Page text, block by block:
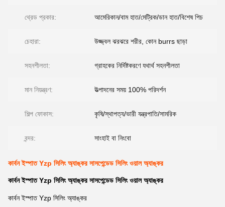
থ্রেড প্রকার: আমেরিকান/বাম হাত/মেট্রিক/ডান হাত/বিশেষ পিচ
চেহারা: উজ্জ্বল ঝরঝরে শরীর, কোন burrs ছাড়া
সহনশীলতা: গ্রাহকের নির্দিষ্টকরণে যথার্থ সহনশীলতা
মান নিয়ন্ত্রণ: উত্পাদনের সময় 100% পরিদর্শন
শিল্প ফোকাস: কৃষি/স্থাপত্য/ভারী যন্ত্রপাতি/সামরিক
বন্দর: সাংহাই বা নিংবো
কার্বন ইস্পাত Yzp সিলিং অ্যাঙ্কর সাসপেন্ডেড সিলিং ওয়াল অ্যাঙ্কর
কার্বন ইস্পাত Yzp সিলিং অ্যাঙ্কর সাসপেন্ডেড সিলিং ওয়াল অ্যাঙ্কর
কার্বন ইস্পাত Yzp সিলিং অ্যাঙ্কর